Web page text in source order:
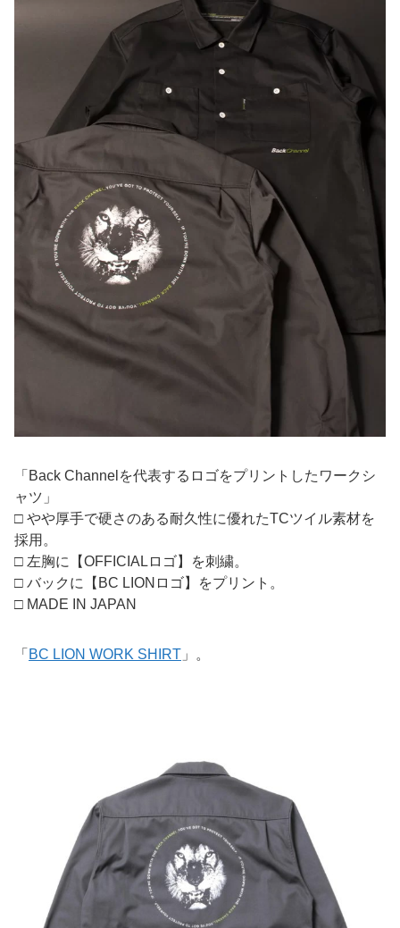
「Back Channelを代表するロゴをプリントしたワークシ
ャツ」
□ やや厚手で硬さのある耐久性に優れたTCツイル素材を
採用。
□ 左胸に【OFFICIALロゴ】を刺繍。
□ バックに【BC LIONロゴ】をプリント。
□ MADE IN JAPAN
「 BC LION WORK SHIRT 」。